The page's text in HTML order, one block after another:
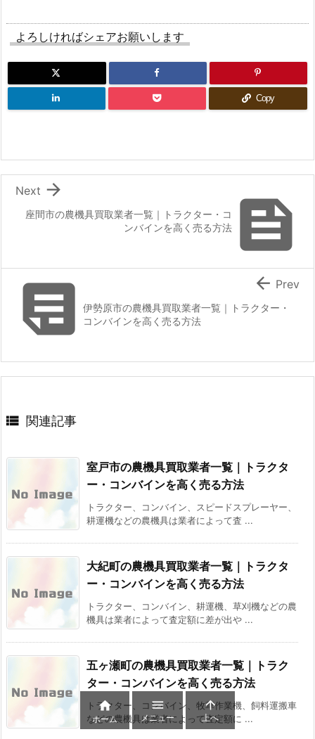
よろしければシェアお願いします
Copy

座間市の農機具買取業者一覧｜トラクター・コ
ンバインを高く売る方法

Next
伊勢原市の農機具買取業者一覧｜トラクター・
コンバインを高く売る方法
 Prev
 関連記事
室戸市の農機具買取業者一覧｜トラクタ
ー・コンバインを高く売る方法
トラクター、コンバイン、スピードスプレーヤー、
耕運機などの農機具は業者によって査 ...
大紀町の農機具買取業者一覧｜トラクタ
ー・コンバインを高く売る方法
トラクター、コンバイン、耕運機、草刈機などの農
機具は業者によって査定額に差が出や ...
五ヶ瀬町の農機具買取業者一覧｜トラク
ター・コンバインを高く売る方法
トラクター、コンバイン、牧草作業機、飼料運搬車
などの農機具は業者によって査定額に ...

ホーム

メニュー

上へ